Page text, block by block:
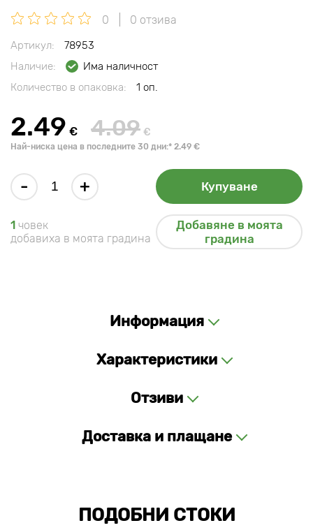
0 0 отзива
Артикул:
78953
Наличие:
Има наличност
Количество в опаковка:
1 оп.
2.49 € 4.09 €
Най-ниска цена в последните 30 дни:* 2.49 €
- + Купуване
1 човек
добавиха в моята градина
Добавяне в моята
градина
Информация
Характеристики
Отзиви
Доставка и плащане
ПОДОБНИ СТОКИ